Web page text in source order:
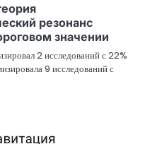
резонанс
значении
2 исследований с 22%
9 исследований с